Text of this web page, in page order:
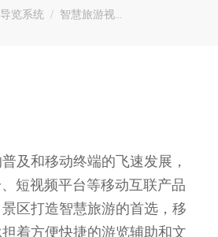
里：
导览系统 智慧旅游视…
及和移动终端的飞速发展，
短视频平台等移动互联产品
区打造智慧旅游的首选，移
着方便快捷的游览辅助和文